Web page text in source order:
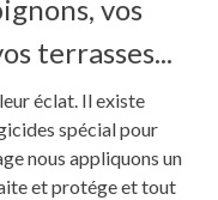
vos
terrasses...
éclat. Il existe
spécial pour
nous appliquons un
et protége et tout